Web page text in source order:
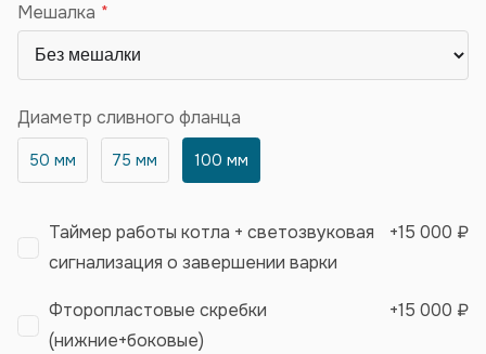
Мешалка
Диаметр сливного фланца
50 мм 75 мм 100 мм
Таймер работы котла + светозвуковая
сигнализация о завершении варки
+15 000 ₽
Фторопластовые скребки
(нижние+боковые)
+15 000 ₽